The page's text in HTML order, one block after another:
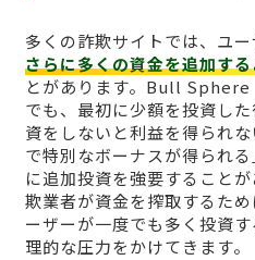
多くの詐欺サイトでは、ユー
さらに多くの資金を追加す
とがあります。Bull
でも、最初に少額を投資し
資をしないと利益を得られ
で特別なボーナスが得られ
に追加投資を強要すること
欺業者が資金を搾取するた
ーザーが一度でも多く投資
理的な圧力をかけてきます。